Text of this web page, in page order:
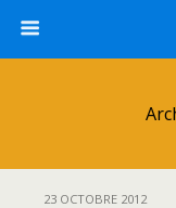
23 OCTOBRE 2012